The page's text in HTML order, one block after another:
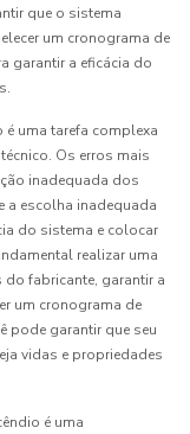
que o sistema
um cronograma de
garantir a eficácia do
uma tarefa complexa
Os erros mais
inadequada dos
a escolha inadequada
do sistema e colocar
realizar uma
fabricante, garantir a
um cronograma de
pode garantir que seu
vidas e propriedades
é uma